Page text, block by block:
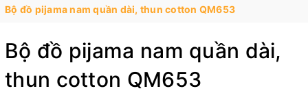
Bộ đồ pijama nam quần dài, thun cotton QM653
Bộ đồ pijama nam quần dài,
thun cotton QM653